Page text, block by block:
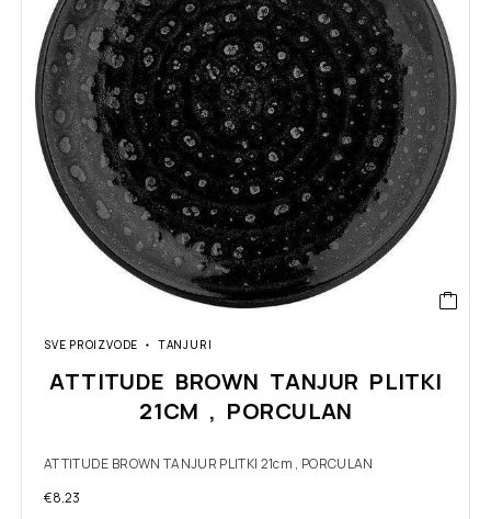
SVE PROIZVODE TANJURI
ATTITUDE BROWN TANJUR PLITKI
21CM , PORCULAN
ATTITUDE BROWN TANJUR PLITKI 21cm , PORCULAN
€8.23